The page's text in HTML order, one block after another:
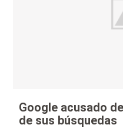
Google acusado
de sus búsquedas